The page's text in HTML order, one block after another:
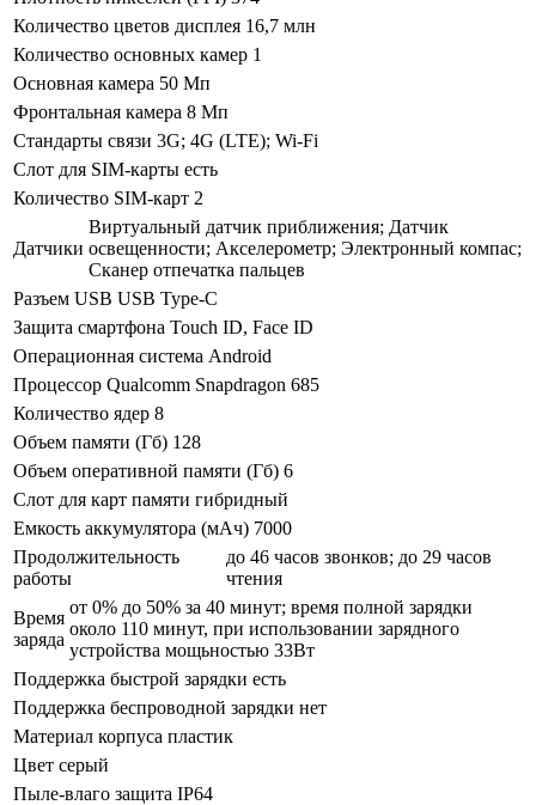
Количество цветов дисплея 16,7 млн
Количество основных камер 1
Основная камера 50 Мп
Фронтальная камера 8 Мп
Стандарты связи 3G; 4G (LTE); Wi-Fi
Слот для SIM-карты есть
Количество SIM-карт 2
Датчики
Виртуальный датчик приближения; Датчик
освещенности; Акселерометр; Электронный компас;
Сканер отпечатка пальцев
Разъем USB USB Type-C
Защита смартфона Touch ID, Face ID
Операционная система Android
Процессор Qualcomm Snapdragon 685
Количество ядер 8
Объем памяти (Гб) 128
Объем оперативной памяти (Гб) 6
Слот для карт памяти гибридный
Емкость аккумулятора (мАч) 7000
Продолжительность
работы
до 46 часов звонков; до 29 часов
чтения
Время
заряда
от 0% до 50% за 40 минут; время полной зарядки
около 110 минут, при использовании зарядного
устройства мощьностью 33Вт
Поддержка быстрой зарядки есть
Поддержка беспроводной зарядки нет
Материал корпуса пластик
Цвет серый
Пыле-влаго защита IP64